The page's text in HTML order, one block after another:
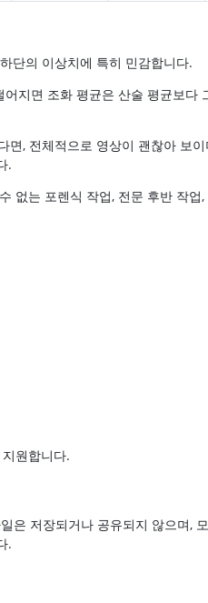
단의 이상치에 특히 민감합니다.
지면 조화 평균은 산술 평균보다
면, 전체적으로 영상이 괜찮아 보
.
없는 포렌식 작업, 전문 후반 작업,
원합니다.
은 저장되거나 공유되지 않으며,
.